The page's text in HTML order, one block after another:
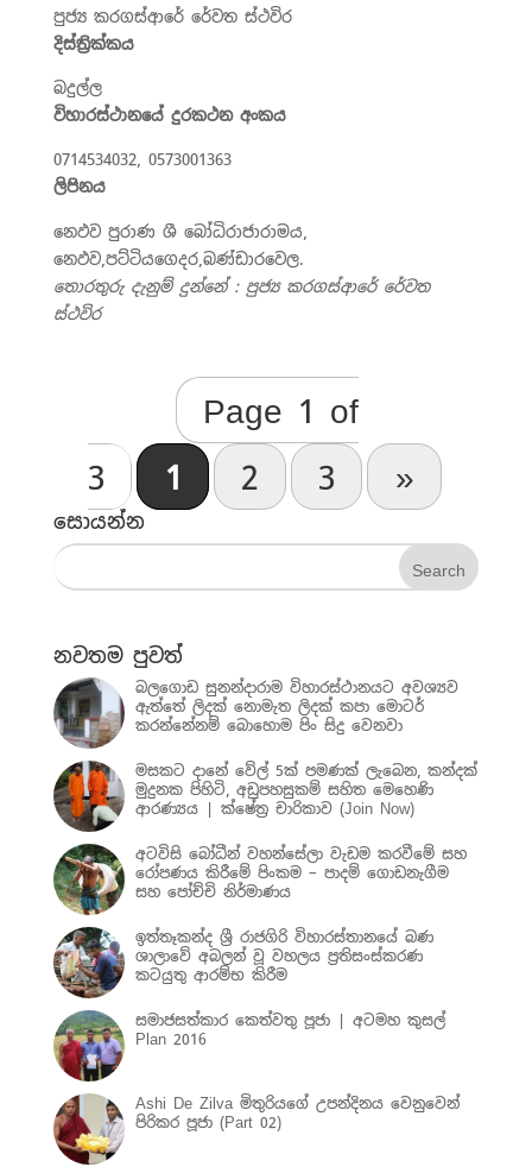
පුජ්‍ය කරගස්ආරේ රේවත ස්ථවිර
දිස්ත්‍රික්කය
බදුල්ල
විහාරස්ථානයේ දුරකථන අංකය
0714534032, 0573001363
ලිපිනය
නෙඵව පුරාණ ශී බෝධිරාජාරාමය,
නෙඵව,පට්ටියගෙදර,බණ්ඩාරවෙල.
තොරතුරු දැනුම් දුන්නේ : පුජ්‍ය කරගස්ආරේ රේවත
ස්ථවිර
Page 1 of
3
1 2 3 »
සොයන්න
නවතම පුවත්
බලගොඩ සුනන්දාරාම විහාරස්ථානයට අවශ්‍යව
ඇත්තේ ලිදක් නොමැත ලිදක් කපා මොටර්
කරන්නේනම් බොහොම පිං සිදු වෙනවා
මසකට දානේ වේල් 5ක් පමණක් ලැබෙන, කන්දක්
මුදුනක පිහිටි, අඩුපහසුකම් සහිත මෙහෙණි
ආරණ්‍යය | ක්ෂේත්‍ර චාරිකාව (Join Now)
අටවිසි බෝධීන් වහන්සේලා වැඩම කරවීමේ සහ
රෝපණය කිරීමේ පිංකම – පාදම් ගොඩනැගීම
සහ පෝච්චි නිර්මාණය
ඉත්තෑකන්ද ශ්‍රී රාජගිරි විහාරස්තානයේ බණ
ශාලාවේ අබලන් වූ වහලය ප්‍රතිසංස්කරණ
කටයුතු ආරම්භ කිරීම
සමාජසත්කාර කෙත්වතු පූජා | අටමහ කුසල්
Plan 2016
Ashi De Zilva මිතුරියගේ උපන්දිනය වෙනුවෙන්
පිරිකර පූජා (Part 02)